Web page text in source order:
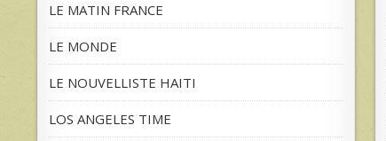
LE MATIN FRANCE
LE MONDE
LE NOUVELLISTE HAITI
LOS ANGELES TIME